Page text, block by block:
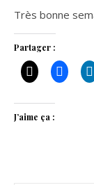
Très bonne
Partager :
J’aime ça :